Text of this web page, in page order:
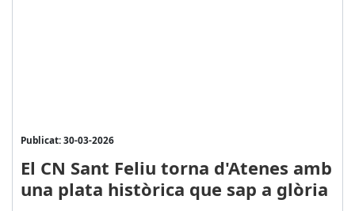
Publicat: 30-03-2026
El CN Sant Feliu torna d'Atenes amb
una plata històrica que sap a glòria